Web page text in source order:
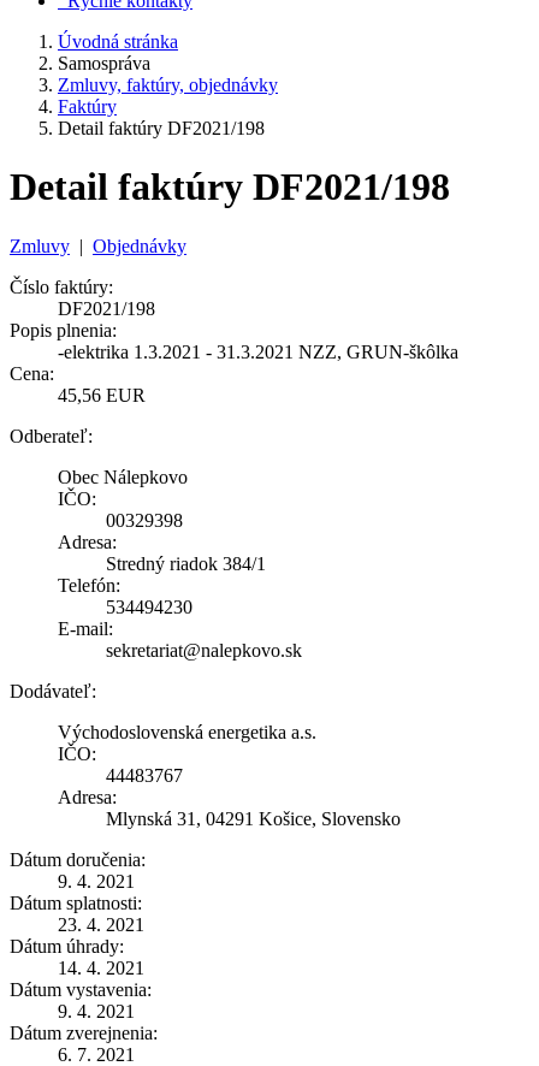
Úvodná stránka
Samospráva
Zmluvy, faktúry, objednávky
Faktúry
Detail faktúry DF2021/198
Detail faktúry DF2021/198
Zmluvy | Objednávky
Číslo faktúry:
DF2021/198
Popis plnenia:
-elektrika 1.3.2021 - 31.3.2021 NZZ, GRUN-škôlka
Cena:
45,56 EUR
Odberateľ:
Obec Nálepkovo
IČO:
00329398
Adresa:
Stredný riadok 384/1
Telefón:
534494230
E-mail:
sekretariat@nalepkovo.sk
Dodávateľ:
Východoslovenská energetika a.s.
IČO:
44483767
Adresa:
Mlynská 31, 04291 Košice, Slovensko
Dátum doručenia:
9. 4. 2021
Dátum splatnosti:
23. 4. 2021
Dátum úhrady:
14. 4. 2021
Dátum vystavenia:
9. 4. 2021
Dátum zverejnenia:
6. 7. 2021